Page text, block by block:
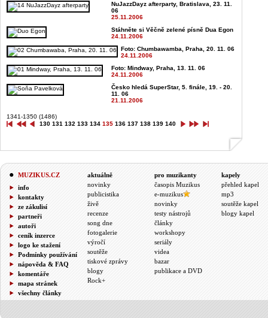
NuJazzDayz afterparty, Bratislava, 23. 11.
06
25.11.2006
Stáhněte si Věčně zelené písně Dua Egon
24.11.2006
Foto: Chumbawamba, Praha, 20. 11. 06
24.11.2006
Foto: Mindway, Praha, 13. 11. 06
24.11.2006
Česko hledá SuperStar, 5. finále, 19. - 20.
11. 06
21.11.2006
1341-1350 (1486)
130 131 132 133 134 135 136 137 138 139 140
MUZIKUS.CZ
info
kontakty
ze zákulisí
partneři
autoři
ceník inzerce
logo ke stažení
Podmínky používání
nápověda & FAQ
komentáře
mapa stránek
všechny články
aktuálně
novinky
publicistika
živě
recenze
song dne
fotogalerie
výročí
soutěže
tiskové zprávy
blogy
Rock+
pro muzikanty
časopis Muzikus
e-muzikus
novinky
testy nástrojů
články
workshopy
seriály
videa
bazar
publikace a DVD
kapely
přehled kapel
mp3
soutěže kapel
blogy kapel